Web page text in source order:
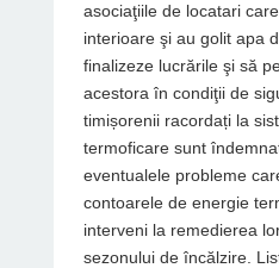
asociaţiile de locatari
interioare şi au golit apa
finalizeze lucrările şi să
acestora în condiţii de
timișorenii racordați la
termoficare sunt
eventualele probleme
contoarele de energie
interveni la remedierea
sezonului de încălzire.